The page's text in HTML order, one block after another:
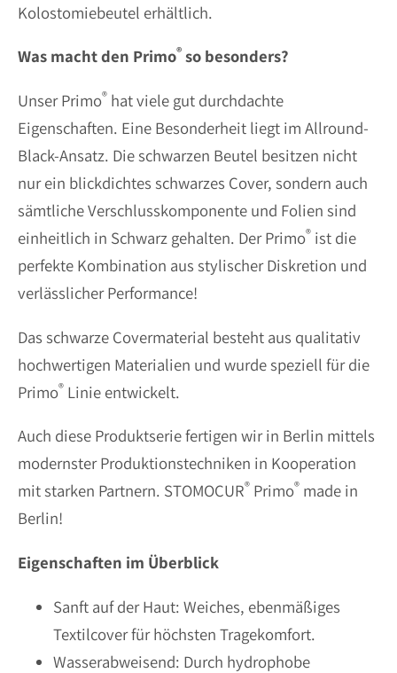
Kolostomiebeutel erhältlich.
Was macht den Primo® so besonders?
Unser Primo® hat viele gut durchdachte
Eigenschaften. Eine Besonderheit liegt im Allround-
Black-Ansatz. Die schwarzen Beutel besitzen nicht
nur ein blickdichtes schwarzes Cover, sondern auch
sämtliche Verschlusskomponente und Folien sind
einheitlich in Schwarz gehalten. Der Primo® ist die
perfekte Kombination aus stylischer Diskretion und
verlässlicher Performance!
Das schwarze Covermaterial besteht aus qualitativ
hochwertigen Materialien und wurde speziell für die
Primo® Linie entwickelt.
Auch diese Produktserie fertigen wir in Berlin mittels
modernster Produktionstechniken in Kooperation
mit starken Partnern. STOMOCUR® Primo® made in
Berlin!
Eigenschaften im Überblick
Sanft auf der Haut: Weiches, ebenmäßiges
Textilcover für höchsten Tragekomfort.
Wasserabweisend: Durch hydrophobe